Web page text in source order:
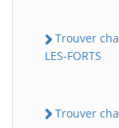
Trouver
LES-FORTS
Trouver